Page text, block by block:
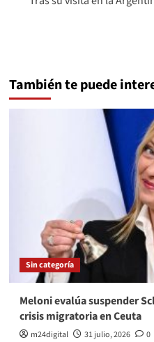
También te puede
Sin categoría
Meloni evalúa suspender
crisis migratoria en Ceuta
m24digital 31 julio, 2026 0